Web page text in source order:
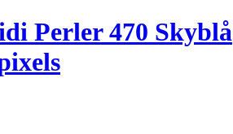
Perler 470 Skyblå